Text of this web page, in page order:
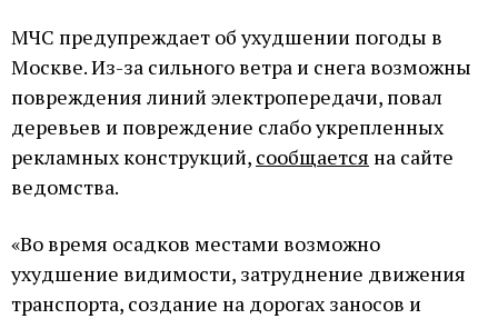
МЧС предупреждает об ухудшении погоды в
Москве. Из-за сильного ветра и снега возможны
повреждения линий электропередачи, повал
деревьев и повреждение слабо укрепленных
рекламных конструкций, сообщается на сайте
ведомства.
«Во время осадков местами возможно
ухудшение видимости, затруднение движения
транспорта, создание на дорогах заносов и